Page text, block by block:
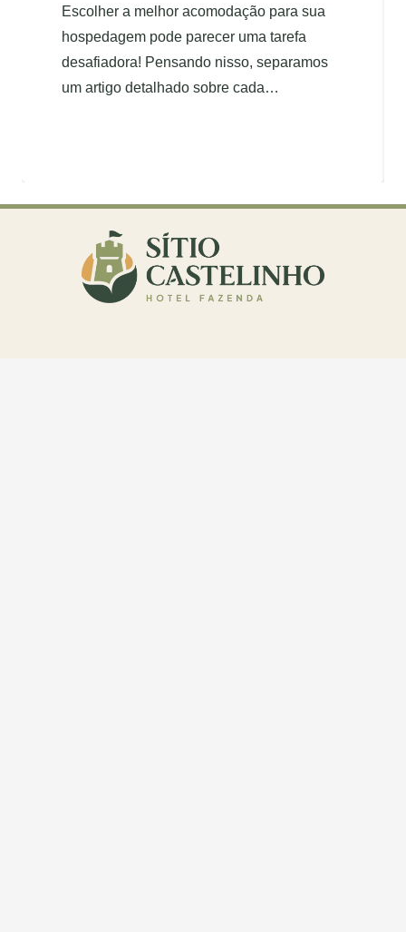
Escolher a melhor acomodação para sua
hospedagem pode parecer uma tarefa
desafiadora! Pensando nisso, separamos
um artigo detalhado sobre cada…